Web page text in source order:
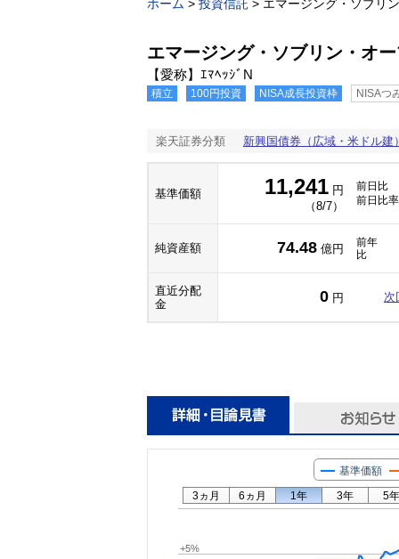
ホーム > 投資信託 > エマージング・ソブリ
エマージング・ソブリン・オ
【愛称】ｴﾏﾍｯｼﾞN
積立 100円投資 NISA成長投資枠 NISAつ
楽天証券分類 新興国債券（広域・米ドル建
基準価額 11,241 円
（8/7）
前日比
前日比率
純資産額 74.48 億円
前年
比
直近分配
金
0 円 次
基準価額
+5%
3ヵ月 6ヵ月 1年 3年 5年